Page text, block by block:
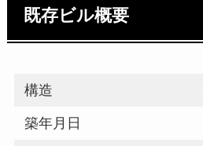
既存ビル概要
構造
築年月日